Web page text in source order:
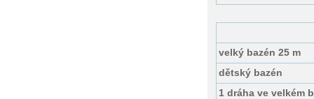
velký bazén 25 m
dětský bazén
1 dráha ve velkém